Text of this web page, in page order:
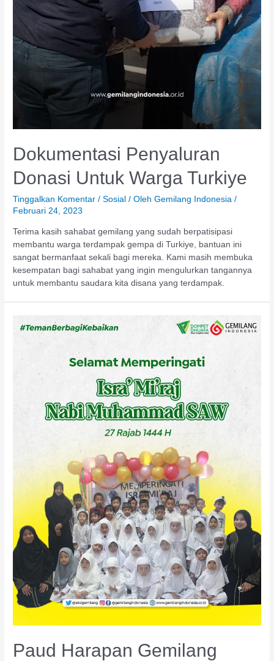
Dokumentasi Penyaluran
Donasi Untuk Warga Turkiye
Tinggalkan Komentar /Sosial / OlehGemilang Indonesia/
Februari 24, 2023
Terima kasih sahabat gemilang yang sudah berpatisipasi
membantu warga terdampak gempa di Turkiye, bantuan ini
sangat bermanfaat sekali bagi mereka. Kami masih membuka
kesempatan bagi sahabat yang ingin mengulurkan tangannya
untuk membantu saudara kita disana yang terdampak.
Paud Harapan Gemilang
Paud
Harapan
Gemilang
Indonesia
Mi’raj